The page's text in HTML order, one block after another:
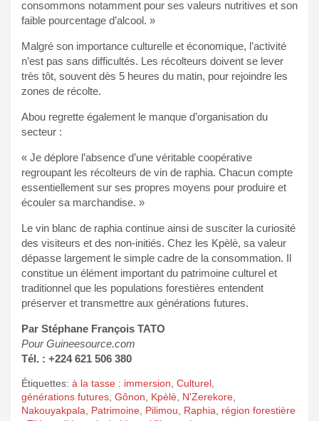
consommons notamment pour ses valeurs nutritives et son
faible pourcentage d’alcool. »
Malgré son importance culturelle et économique, l’activité
n’est pas sans difficultés. Les récolteurs doivent se lever
très tôt, souvent dès 5 heures du matin, pour rejoindre les
zones de récolte.
Abou regrette également le manque d’organisation du
secteur :
« Je déplore l’absence d’une véritable coopérative
regroupant les récolteurs de vin de raphia. Chacun compte
essentiellement sur ses propres moyens pour produire et
écouler sa marchandise. »
Le vin blanc de raphia continue ainsi de susciter la curiosité
des visiteurs et des non-initiés. Chez les Kpèlè, sa valeur
dépasse largement le simple cadre de la consommation. Il
constitue un élément important du patrimoine culturel et
traditionnel que les populations forestières entendent
préserver et transmettre aux générations futures.
Par Stéphane François TATO
Pour Guineesource.com
Tél. : +224 621 506 380
Étiquettes: à la tasse : immersion Culturel
générations futures Gônon Kpèlè N'Zerekore
Nakouyakpala
Patrimoine Pilimou Raphia
région forestière